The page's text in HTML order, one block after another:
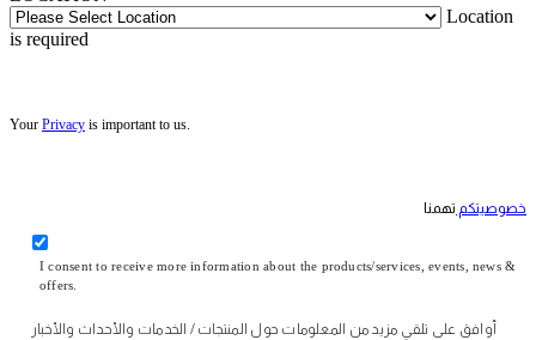
Location
is required
Your Privacy is important to us.
خصوصيتكم تهمنا
I consent to receive more information about the products/services, events, news &
offers.
أوافق على تلقي مزيد من المعلومات حول المنتجات / الخدمات والأحداث والأخبار